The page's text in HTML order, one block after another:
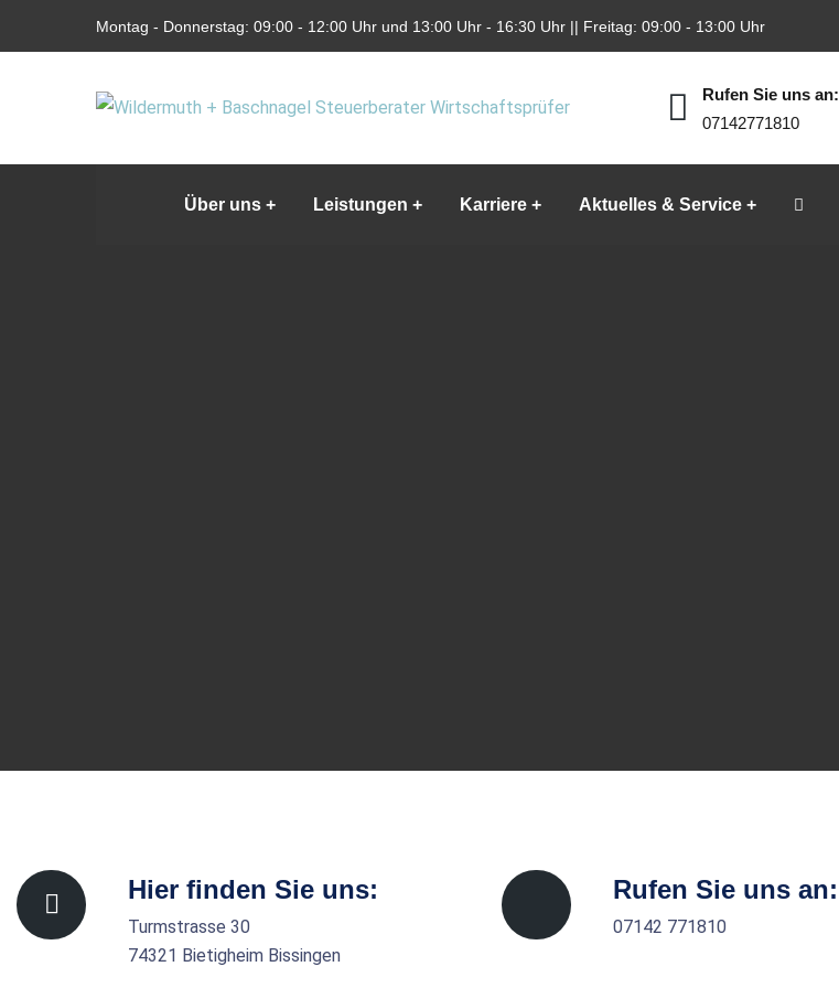
Montag - Donnerstag: 09:00 - 12:00 Uhr und 13:00 Uhr - 16:30 Uhr || Freitag: 09:00 - 13:00 Uhr
Rufen Sie uns an:
07142771810
Über uns Leistungen Karriere Aktuelles & Service
Hier finden Sie uns:
Turmstrasse 30
74321 Bietigheim Bissingen
Rufen Sie uns an:
07142 771810